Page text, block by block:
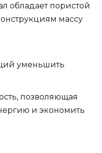
обладает пористой
массу
уменьшить
позволяющая
и экономить